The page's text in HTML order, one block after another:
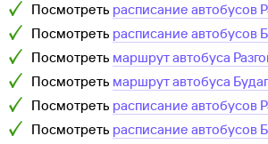
Посмотреть расписание автобусов
Посмотреть расписание автобусов
Посмотреть маршрут автобуса
Посмотреть маршрут автобуса
Посмотреть расписание автобусов
Посмотреть расписание автобусов